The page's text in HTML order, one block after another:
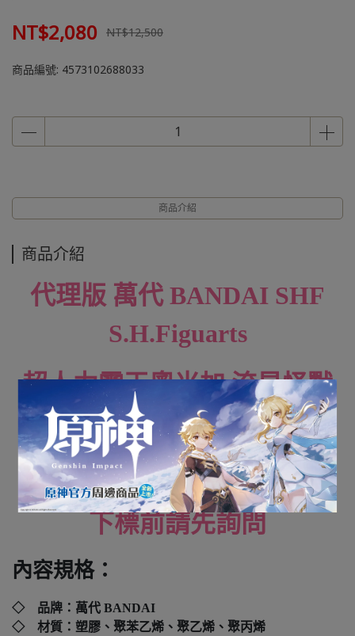
NT$2,080 NT$12,500
商品編號: 4573102688033
商品介紹
商品介紹
代理版 萬代 BANDAI SHF
S.H.Figuarts
超人力霸王奧米加 流星怪獸
雷奇尼斯
全新未拆封
下標前請先詢問
內容規格：
◇ 品牌： 萬代 BANDAI
◇ 材質：塑膠、聚苯乙烯、聚乙烯、聚丙烯